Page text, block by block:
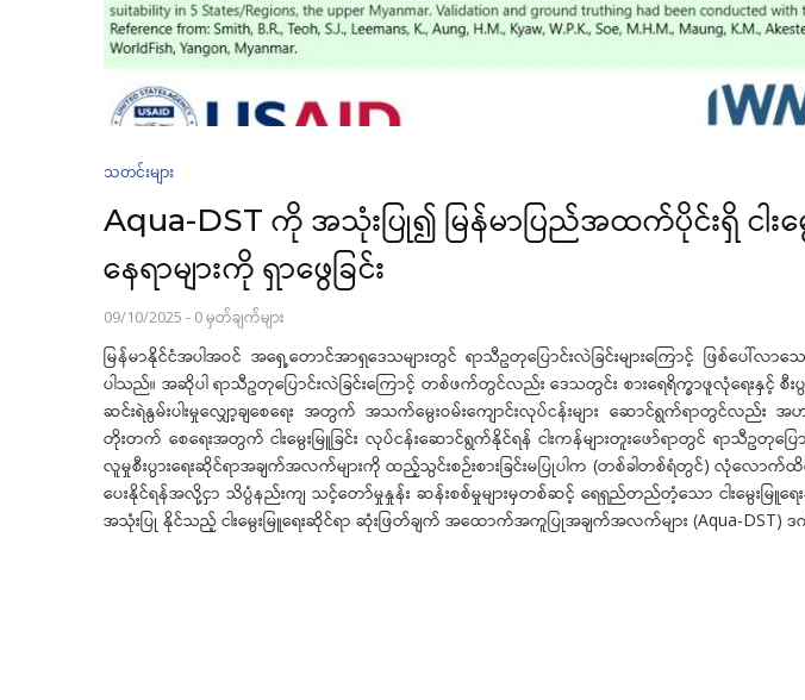
သတင်းများ
Aqua-DST ကို အသုံးပြု၍ မြန်မာပြည်အထက်ပိုင်းရှိ ငါး
နေရာများကို ရှာဖွေခြင်း
09/10/2025 - 0 မှတ်ချက်များ
မြန်မာနိုင်ငံအပါအဝင် အရှေ့တောင်အာရှဒေသများတွင် ရာသီဥတုပြောင်းလဲခြင်းများကြောင့် ဖြစ်ပေါ်လ
ပါသည်။ အဆိုပါ ရာသီဥတုပြောင်းလဲခြင်းကြောင့် တစ်ဖက်တွင်လည်း ဒေသတွင်း စားရေရိက္ခာဖူလုံရေးနှင့် စီး
ဆင်းရဲနွမ်းပါးမှုလျှော့ချစေရေး အတွက် အသက်မွေးဝမ်းကျောင်းလုပ်ငန်းများ ဆောင်ရွက်ရာတွင်လည်း အ
တိုးတက် စေရေးအတွက် ငါးမွေးမြူခြင်း လုပ်ငန်းဆောင်ရွက်နိုင်ရန် ငါးကန်များတူးဖော်ရာတွင် ရာသီဥတုပ
လူမှုစီးပွားရေးဆိုင်ရာအချက်အလက်များကို ထည့်သွင်းစဉ်းစားခြင်းမပြုပါက (တစ်ခါတစ်ရံတွင်) လုံလောက်ထိရ
ပေးနိုင်ရန်အလို့ငှာ သိပ္ပံနည်းကျ သင့်တော်မှုနှုန်း ဆန်းစစ်မှုများမှတစ်ဆင့် ရေရှည်တည်တံ့သော ငါးမွေးမြူ
အသုံးပြု နိုင်သည့် ငါးမွေးမြူရေးဆိုင်ရာ ဆုံးဖြတ်ချက် အထောက်အကူပြုအချက်အလက်များ (Aqua-